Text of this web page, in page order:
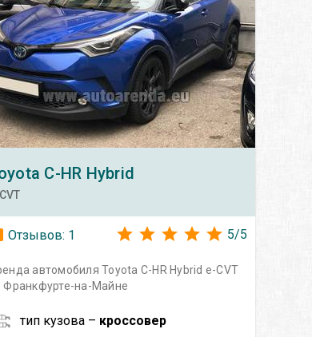
C-HR Hybrid
Отзывов: 1 5/5
автомобиля Toyota C-HR Hybrid e-CVT
Франкфурте-на-Майне
тип кузова – кроссовер